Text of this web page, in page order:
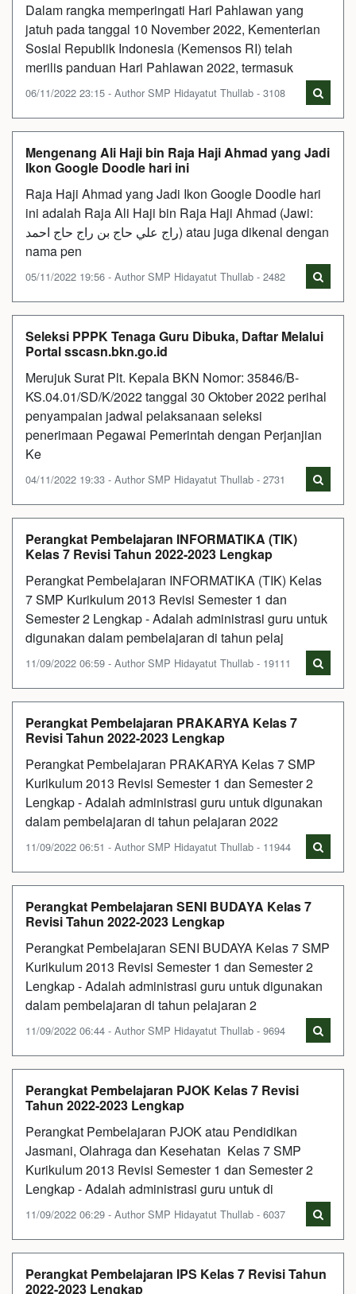
Dalam rangka memperingati Hari Pahlawan yang
jatuh pada tanggal 10 November 2022, Kementerian
Sosial Republik Indonesia (Kemensos RI) telah
merilis panduan Hari Pahlawan 2022, termasuk
06/11/2022 23:15 - Author SMP Hidayatut Thullab - 3108
Mengenang Ali Haji bin Raja Haji Ahmad yang Jadi
Ikon Google Doodle hari ini
Raja Haji Ahmad yang Jadi Ikon Google Doodle hari
ini adalah Raja Ali Haji bin Raja Haji Ahmad (Jawi:
راج علي حاج بن راج حاج احمد) atau juga dikenal dengan
nama pen
05/11/2022 19:56 - Author SMP Hidayatut Thullab - 2482
Seleksi PPPK Tenaga Guru Dibuka, Daftar Melalui
Portal sscasn.bkn.go.id
Merujuk Surat Plt. Kepala BKN Nomor: 35846/B-
KS.04.01/SD/K/2022 tanggal 30 Oktober 2022 perihal
penyampaian jadwal pelaksanaan seleksi
penerimaan Pegawai Pemerintah dengan Perjanjian
Ke
04/11/2022 19:33 - Author SMP Hidayatut Thullab - 2731
Perangkat Pembelajaran INFORMATIKA (TIK)
Kelas 7 Revisi Tahun 2022-2023 Lengkap
Perangkat Pembelajaran INFORMATIKA (TIK) Kelas
7 SMP Kurikulum 2013 Revisi Semester 1 dan
Semester 2 Lengkap - Adalah administrasi guru untuk
digunakan dalam pembelajaran di tahun pelaj
11/09/2022 06:59 - Author SMP Hidayatut Thullab - 19111
Perangkat Pembelajaran PRAKARYA Kelas 7
Revisi Tahun 2022-2023 Lengkap
Perangkat Pembelajaran PRAKARYA Kelas 7 SMP
Kurikulum 2013 Revisi Semester 1 dan Semester 2
Lengkap - Adalah administrasi guru untuk digunakan
dalam pembelajaran di tahun pelajaran 2022
11/09/2022 06:51 - Author SMP Hidayatut Thullab - 11944
Perangkat Pembelajaran SENI BUDAYA Kelas 7
Revisi Tahun 2022-2023 Lengkap
Perangkat Pembelajaran SENI BUDAYA Kelas 7 SMP
Kurikulum 2013 Revisi Semester 1 dan Semester 2
Lengkap - Adalah administrasi guru untuk digunakan
dalam pembelajaran di tahun pelajaran 2
11/09/2022 06:44 - Author SMP Hidayatut Thullab - 9694
Perangkat Pembelajaran PJOK Kelas 7 Revisi
Tahun 2022-2023 Lengkap
Perangkat Pembelajaran PJOK atau Pendidikan
Jasmani, Olahraga dan Kesehatan Kelas 7 SMP
Kurikulum 2013 Revisi Semester 1 dan Semester 2
Lengkap - Adalah administrasi guru untuk di
11/09/2022 06:29 - Author SMP Hidayatut Thullab - 6037
Perangkat Pembelajaran IPS Kelas 7 Revisi Tahun
2022-2023 Lengkap